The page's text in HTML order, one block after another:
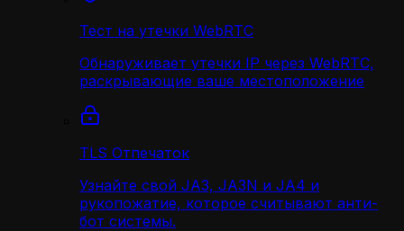
Тест на утечки WebRTC
Обнаруживает утечки IP через WebRTC,
раскрывающие ваше местоположение
TLS Отпечаток
Узнайте свой JA3, JA3N и JA4 и
рукопожатие, которое считывают анти-
бот системы.